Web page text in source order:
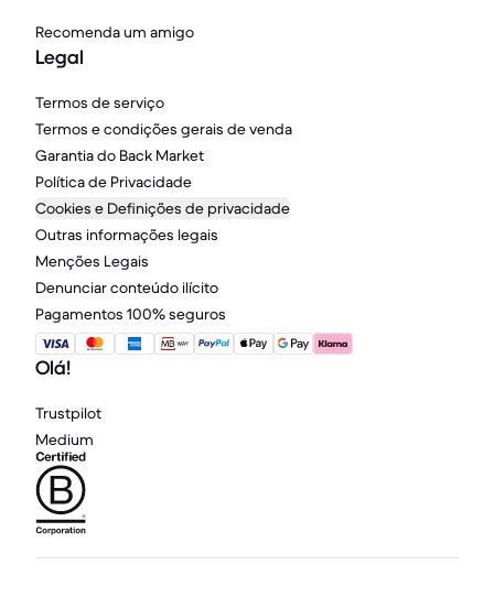
Recomenda um amigo
Legal
Termos de serviço
Termos e condições gerais de venda
Garantia do Back Market
Política de Privacidade
Cookies e Definições de privacidade
Outras informações legais
Menções Legais
Denunciar conteúdo ilícito
Pagamentos 100% seguros
Olá!
Trustpilot
Medium